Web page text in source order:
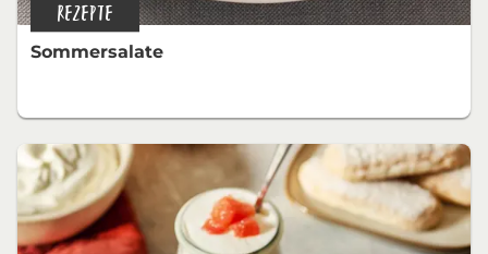
REZEPTE
Sommersalate